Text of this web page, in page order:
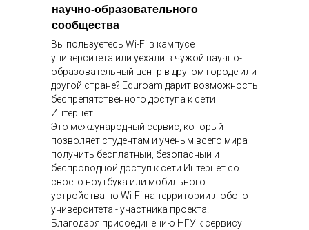
Вы пользуетесь Wi-Fi в кампусе
университета или уехали в чужой научно-
образовательный центр в другом городе или
другой стране? Eduroam дарит возможность
беспрепятственного доступа к сети
Интернет.
Это международный сервис, который
позволяет студентам и ученым всего мира
получить бесплатный, безопасный и
беспроводной доступ к сети Интернет со
своего ноутбука или мобильного
устройства по Wi-Fi на территории любого
университета - участника проекта.
Благодаря присоединению НГУ к сервису
научно-образовательного
сообщества